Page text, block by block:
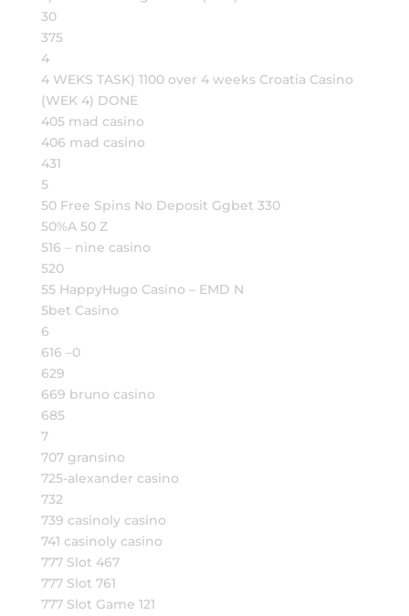
30
375
4
4 WEKS TASK) 1100 over 4 weeks Croatia Casino
(WEK 4) DONE
405 mad casino
406 mad casino
431
5
50 Free Spins No Deposit Ggbet 330
50%A 50 Z
516 – nine casino
520
55 HappyHugo Casino – EMD N
5bet Casino
6
616 –0
629
669 bruno casino
685
7
707 gransino
725-alexander casino
732
739 casinoly casino
741 casinoly casino
777 Slot 467
777 Slot 761
777 Slot Game 121